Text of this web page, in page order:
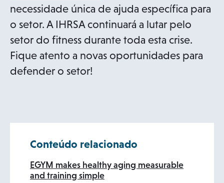
p
e
n
s
w
t
a
necessidade única de ajuda específica para
o setor. A IHRSA continuará a lutar pelo
setor do fitness durante toda esta crise.
Fique atento a novas oportunidades para
defender o setor!
Conteúdo relacionado
EGYM makes healthy aging measurable
and training simple